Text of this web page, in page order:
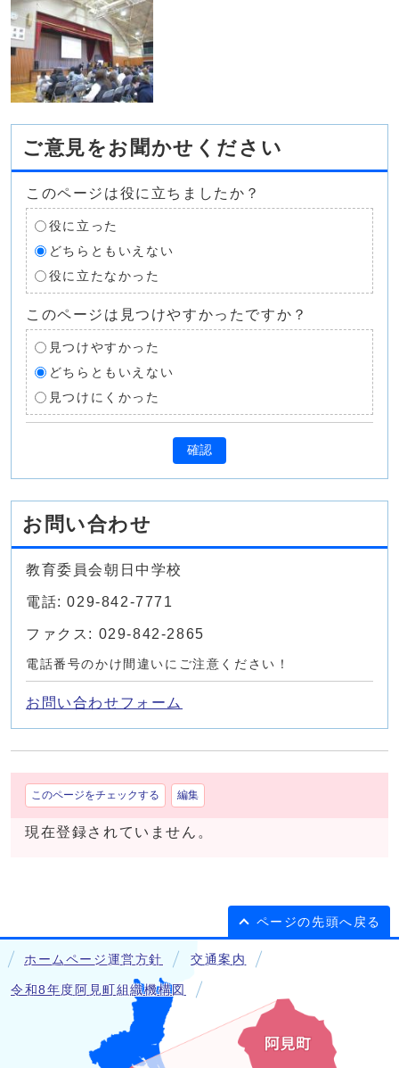
ご意見をお聞かせください
このページは役に立ちましたか？
役に立った
どちらともいえない
役に立たなかった
このページは見つけやすかったですか？
見つけやすかった
どちらともいえない
見つけにくかった
確認
お問い合わせ
教育委員会朝日中学校
電話: 029-842-7771
ファクス: 029-842-2865
電話番号のかけ間違いにご注意ください！
お問い合わせフォーム
このページをチェックする 編集
現在登録されていません。
ページの先頭へ戻る
ホームページ運営方針 交通案内
令和8年度阿見町組織機構図